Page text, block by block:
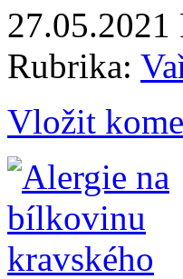
27.05.2021
Rubrika:
Vložit